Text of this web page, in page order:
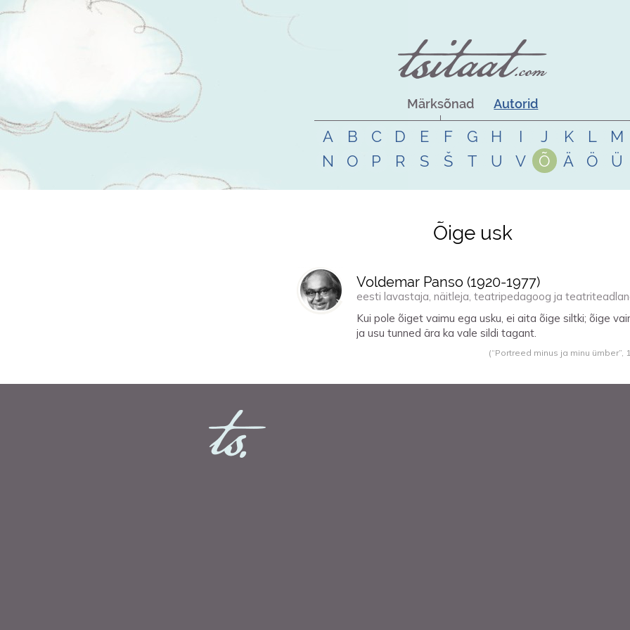
Märksõnad Autorid
A B C D E F G H I J K L
M
N
O P R S Š T U V Õ Ä Ö Ü
Õige usk
Voldemar Panso (1920-1977)
eesti lavastaja, näitleja, teatripedagoog ja
Kui pole õiget vaimu ega usku, ei aita õige siltki; õige
ja usu tunned ära ka vale sildi tagant.
(“Portreed minus ja minu ümber”,